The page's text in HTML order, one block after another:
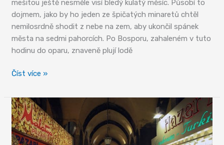
mešitou ještě nesměle visí bledý kulatý měsíc. Působí to
dojmem, jako by ho jeden ze špičatých minaretů chtěl
nemilosrdně shodit z nebe na zem, aby ukončil spánek
města na sedmi pahorcích. Po Bosporu, zahaleném v tuto
hodinu do oparu, znaveně plují lodě
Miʼmâr
a
istanbulské
mešity
Číst více »